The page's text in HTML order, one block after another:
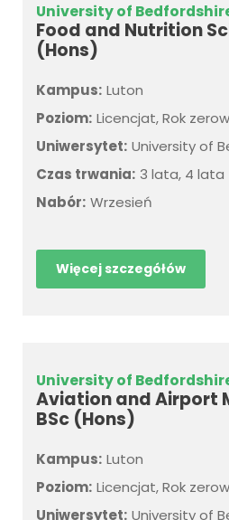
University of
Food and Nutrition
(Hons)
Kampus: Luton
Poziom: Licencjat, Rok
Uniwersytet: University of
Czas trwania: 3 lata, 4 lata
Nabór: Wrzesień
Więcej szczegółów
University of
Aviation and Airport
BSc (Hons)
Kampus: Luton
Poziom: Licencjat, Rok
Uniwersytet: University of